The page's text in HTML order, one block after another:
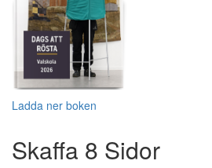
Ladda ner boken
Skaffa 8 Sidor